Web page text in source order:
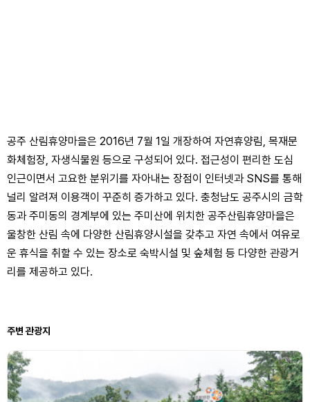
공주 산림휴양마을은 2016년 7월 1일 개장하여 자연휴양림, 목재문
화체험장, 자생식물원 등으로 구성되어 있다. 접근성이 편리한 도심
인근이면서 고요한 분위기를 자아내는 장점이 인터넷과 SNS를 통해
널리 알려져 이용객이 꾸준히 증가하고 있다. 충청남도 공주시의 금학
동과 주미동의 경계부에 있는 주미산에 위치한 공주산림휴양마을은
울창한 산림 속에 다양한 산림휴양시설을 갖추고 자연 속에서 여유로
운 휴식을 취할 수 있는 장소로 숙박시설 및 숲체험 등 다양한 관광거
리를 제공하고 있다.
주변 관광지